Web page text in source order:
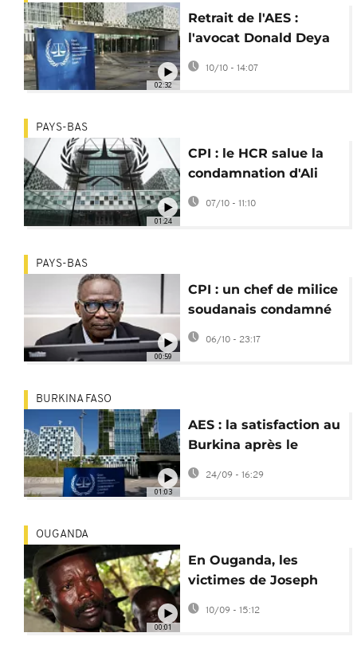
02:32
Retrait de l'AES :
l'avocat Donald Deya
prône une réforme de
10/10 - 14:07
01:24
PAYS-BAS
CPI : le HCR salue la
condamnation d'Ali
Kushayb pour
07/10 - 11:10
00:59
PAYS-BAS
CPI : un chef de milice
soudanais condamné
pour des atrocités au
Darfour
06/10 - 23:17
01:03
BURKINA FASO
AES : la satisfaction au
Burkina après le
retrait de la CPI
24/09 - 16:29
00:01
OUGANDA
En Ouganda, les
victimes de Joseph
Kony ont les yeux
rivés sur la CPI
10/09 - 15:12